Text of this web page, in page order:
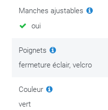
Manches ajustables
oui
Poignets
fermeture éclair, velcro
Couleur
vert